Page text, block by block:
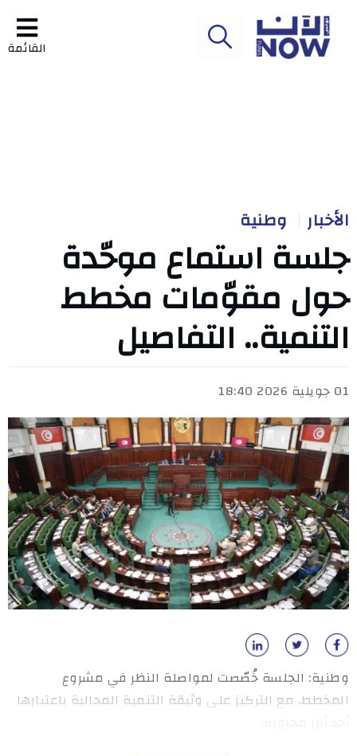
القائمة
الأخبار وطنية
جلسة استماع موحّدة
حول مقوّمات مخطط
التنمية.. التفاصيل
01 جويلية 2026 18:40
وطنية: الجلسة خُصّصت لمواصلة النظر في مشروع
المخطط، مع التركيز على وثيقة التنمية المجالية باعتبارها